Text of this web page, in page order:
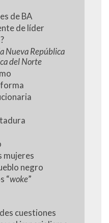
de BA
de líder
Nueva República
del Norte
mujeres
negro
“woke”
cuestiones